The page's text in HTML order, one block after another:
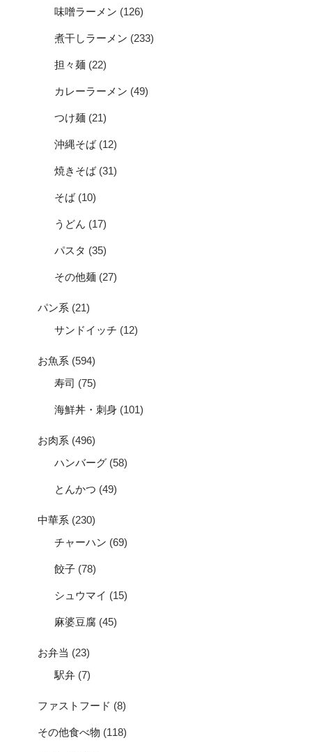
味噌ラーメン (126)
煮干しラーメン (233)
担々麺 (22)
カレーラーメン (49)
つけ麺 (21)
沖縄そば(12)
焼きそば(31)
そば(10)
うどん (17)
パスタ (35)
その他麺 (27)
パン系 (21)
サンドイッチ (12)
お魚系 (594)
寿司 (75)
海鮮丼・刺身 (101)
お肉系 (496)
ハンバーグ (58)
とんかつ (49)
中華系 (230)
チャーハン (69)
餃子 (78)
シュウマイ (15)
麻婆豆腐 (45)
お弁当 (23)
駅弁 (7)
ファストフード (8)
その他食べ物 (118)